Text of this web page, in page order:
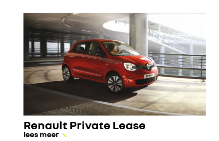
Renault Private Lease
lees meer